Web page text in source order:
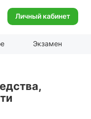
Личный кабинет
Экзамен